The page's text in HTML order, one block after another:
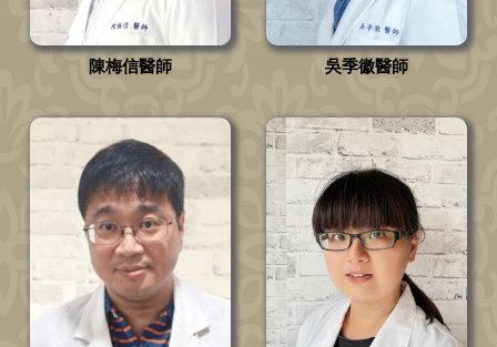
陳梅信醫師 吳季徽醫師